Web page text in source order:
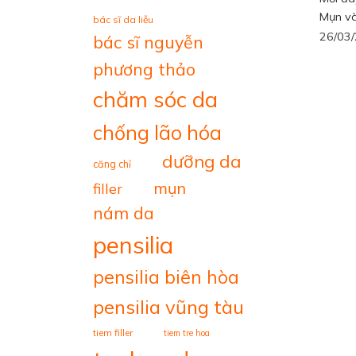
bác sĩ da liễu
bác sĩ nguyễn
phương thảo
chăm sóc da
chống lão hóa
căng chỉ dưỡng da
filler mụn
nám da
pensilia
pensilia biên hòa
pensilia vũng tàu
tiem filler tiem tre hoa
Mụn
26/